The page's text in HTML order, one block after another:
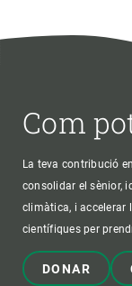
Com
La teva contribució
consolidar el sènior,
climàtica, i accelerar
científiques per
DONAR